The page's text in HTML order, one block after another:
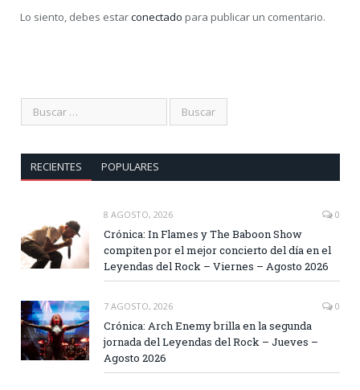
Lo siento, debes estarconectado para publicar un comentario.
RECIENTES POPULARES
8 AGOSTO, 2026 0
Crónica: In Flames y The Baboon Show
compiten por el mejor concierto del día en el
Leyendas del Rock – Viernes – Agosto 2026
7 AGOSTO, 2026 0
Crónica: Arch Enemy brilla en la segunda
jornada del Leyendas del Rock – Jueves –
Agosto 2026